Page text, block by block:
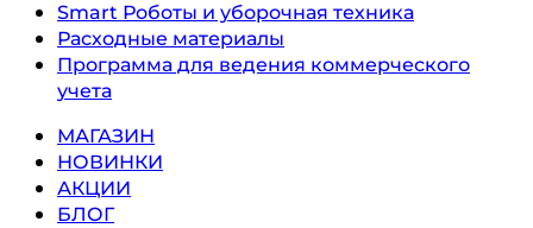
Smart Роботы и уборочная техника
Расходные материалы
Программа для ведения коммерческого
учета
МАГАЗИН
НОВИНКИ
АКЦИИ
БЛОГ